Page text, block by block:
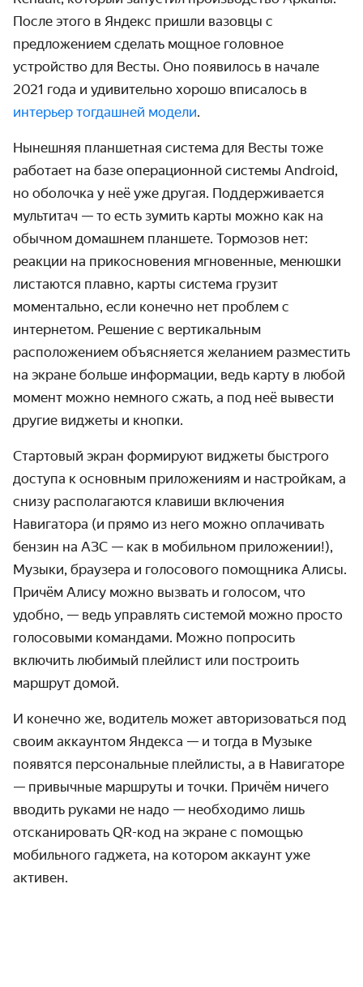
После этого в Яндекс пришли вазовцы с
предложением сделать мощное головное
устройство для Весты. Оно появилось в начале
2021 года и удивительно хорошо вписалось в
интерьер тогдашней модели.
Нынешняя планшетная система для Весты тоже
работает на базе операционной системы Android,
но оболочка у неё уже другая. Поддерживается
мультитач — то есть зумить карты можно как на
обычном домашнем планшете. Тормозов нет:
реакции на прикосновения мгновенные, менюшки
листаются плавно, карты система грузит
моментально, если конечно нет проблем с
интернетом. Решение с вертикальным
расположением объясняется желанием разместить
на экране больше информации, ведь карту в любой
момент можно немного сжать, а под неё вывести
другие виджеты и кнопки.
Стартовый экран формируют виджеты быстрого
доступа к основным приложениям и настройкам, а
снизу располагаются клавиши включения
Навигатора (и прямо из него можно оплачивать
бензин на АЗС — как в мобильном приложении!),
Музыки, браузера и голосового помощника Алисы.
Причём Алису можно вызвать и голосом, что
удобно, — ведь управлять системой можно просто
голосовыми командами. Можно попросить
включить любимый плейлист или построить
маршрут домой.
И конечно же, водитель может авторизоваться под
своим аккаунтом Яндекса — и тогда в Музыке
появятся персональные плейлисты, а в Навигаторе
— привычные маршруты и точки. Причём ничего
вводить руками не надо — необходимо лишь
отсканировать QR-код на экране с помощью
мобильного гаджета, на котором аккаунт уже
активен.